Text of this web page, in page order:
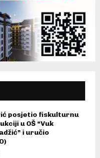
posjetio fiskulturnu
u OŠ “Vuk
i uručio